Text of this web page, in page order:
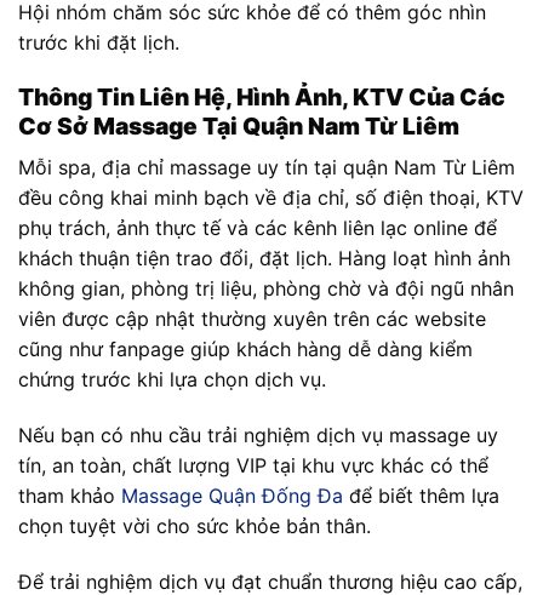
Hội nhóm chăm sóc sức khỏe để có thêm góc nhìn
trước khi đặt lịch.
Thông Tin Liên Hệ, Hình Ảnh, KTV Của Các
Cơ Sở Massage Tại Quận Nam Từ Liêm
Mỗi spa, địa chỉ massage uy tín tại quận Nam Từ Liêm
đều công khai minh bạch về địa chỉ, số điện thoại, KTV
phụ trách, ảnh thực tế và các kênh liên lạc online để
khách thuận tiện trao đổi, đặt lịch. Hàng loạt hình ảnh
không gian, phòng trị liệu, phòng chờ và đội ngũ nhân
viên được cập nhật thường xuyên trên các website
cũng như fanpage giúp khách hàng dễ dàng kiểm
chứng trước khi lựa chọn dịch vụ.
Nếu bạn có nhu cầu trải nghiệm dịch vụ massage uy
tín, an toàn, chất lượng VIP tại khu vực khác có thể
tham khảo Massage Quận Đống Đa để biết thêm lựa
chọn tuyệt vời cho sức khỏe bản thân.
Để trải nghiệm dịch vụ đạt chuẩn thương hiệu cao cấp,